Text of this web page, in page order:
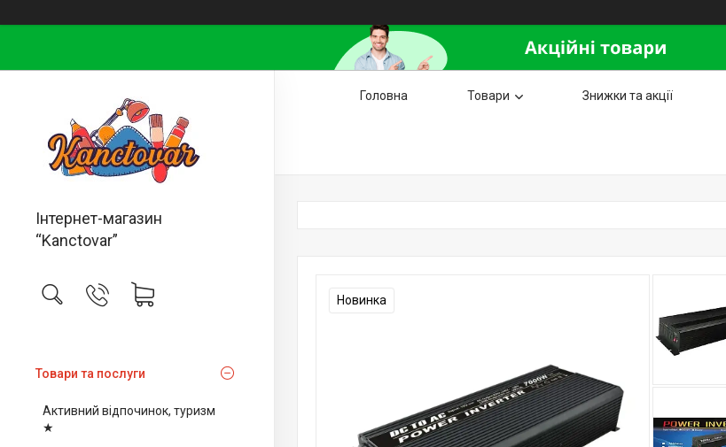
Інтернет-магазин
“Kanctovar”
Товари та послуги
Активний відпочинок, туризм
★
Головна Товари Знижки та акції
Новинка